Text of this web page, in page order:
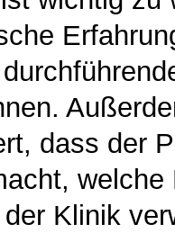
dass der
welche
Klinik